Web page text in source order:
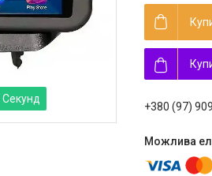
Секунд
+380 (97)